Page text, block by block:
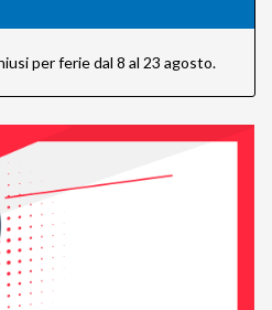
per ferie dal 8 al 23 agosto.